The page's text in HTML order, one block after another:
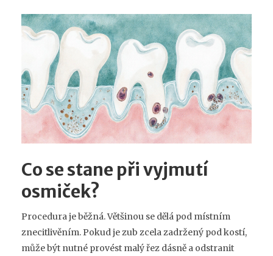
Co se stane při vyjmutí
osmiček?
Procedura je běžná. Většinou se dělá pod místním
znecitlivěním. Pokud je zub zcela zadržený pod kostí,
může být nutné provést malý řez dásně a odstranit